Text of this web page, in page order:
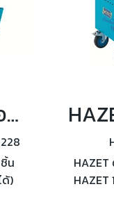
HAZET ชุดเครื่องมือ 228 ชิ้น พร้อมตู้เครื่องมือ (เลือกตู้ได้)
น
ด้)
HAZET
HAZET